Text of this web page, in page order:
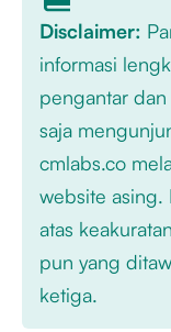
Disclaimer:
informasi
pengantar
saja
cmlabs.co
website asing.
atas
pun yang
ketiga.